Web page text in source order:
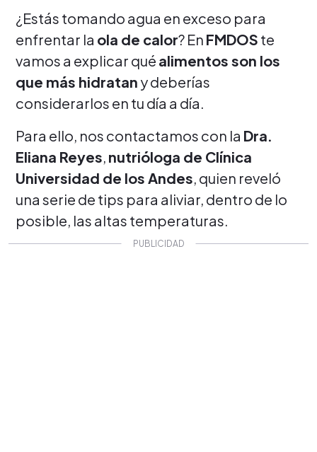
¿Estás tomando agua en exceso para
enfrentar la ola de calor? En FMDOS te
vamos a explicar qué alimentos son los
que más hidratan y deberías
considerarlos en tu día a día.
Para ello, nos contactamos con la Dra.
Eliana Reyes, nutrióloga de Clínica
Universidad de los Andes, quien reveló
una serie de tips para aliviar, dentro de lo
posible, las altas temperaturas.